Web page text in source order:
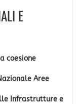
E
coesione
Aree
Infrastrutture e